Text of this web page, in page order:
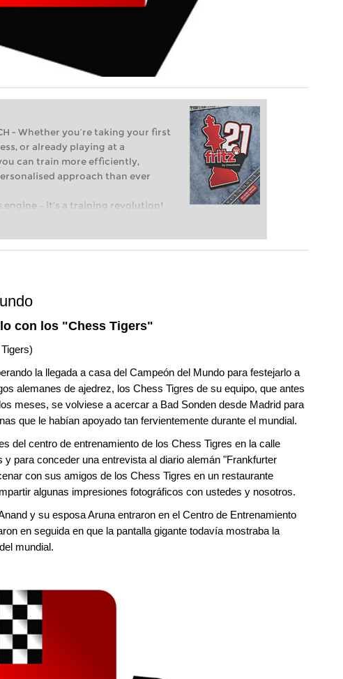
- Whether you’re taking your first
or already playing at a
can train more efficiently,
approach than ever
engine – it’s a training revolution!
steps into the world of club chess,
with a more personalised
con los "Chess Tigers"
la llegada a casa del Campeón del Mundo para festejarlo a
alemanes de ajedrez, los Chess Tigres de su equipo, que antes
meses, se volviese a acercar a Bad Sonden desde Madrid para
que le habían apoyado tan fervientemente durante el mundial.
del centro de entrenamiento de los Chess Tigres en la calle
para conceder una entrevista al diario alemán "Frankfurter
con sus amigos de los Chess Tigres en un restaurante
algunas impresiones fotográficos con ustedes y nosotros.
y su esposa Aruna entraron en el Centro de Entrenamiento
en seguida en que la pantalla gigante todavía mostraba la
mundial.